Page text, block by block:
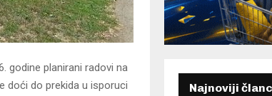
godine planirani radovi na
doći do prekida u isporuci
Najnoviji